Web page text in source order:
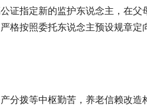
证指定新的监护东说念主，在
格按照委托东说念主预设规章
分拨等中枢勤苦，养老信赖改